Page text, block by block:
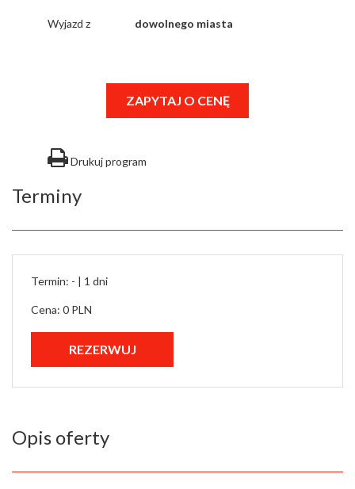
Wyjazd z dowolnego miasta
ZAPYTAJ O CENĘ
Drukuj program
Terminy
Termin: - | 1 dni
Cena: 0 PLN
Opis oferty